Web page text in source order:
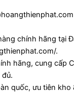
chính hãng tại
.
hãng, cung cấp
đủ.
quốc, ưu tiên kho